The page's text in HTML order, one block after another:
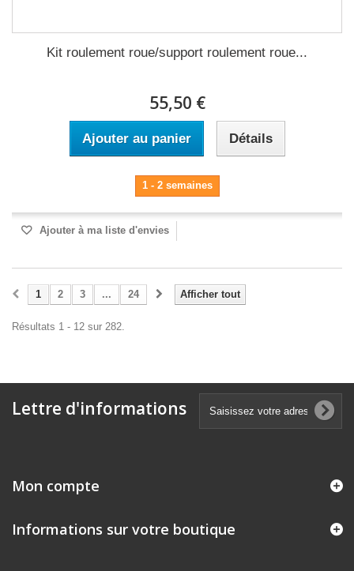
Kit roulement roue/support roulement roue...
55,50 €
Ajouter au panier Détails
1 - 2 semaines
Ajouter à ma liste d'envies
Afficher tout
1 2 3 ... 24
Résultats 1 - 12 sur 282.
Lettre d'informations
Mon compte
Informations sur votre boutique